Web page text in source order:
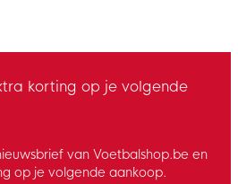
korting op je volgende
van Voetbalshop.be en
op je volgende aankoop.